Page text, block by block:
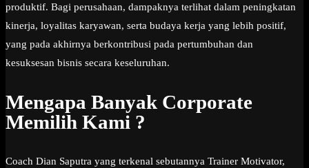
produktif. Bagi perusahaan, dampaknya terlihat dalam peningkatan
kinerja, loyalitas karyawan, serta budaya kerja yang lebih positif,
yang pada akhirnya berkontribusi pada pertumbuhan dan
kesuksesan bisnis secara keseluruhan.
Mengapa Banyak Corporate
Memilih Kami ?
Coach Dian Saputra yang terkenal sebutannya Trainer Motivator,